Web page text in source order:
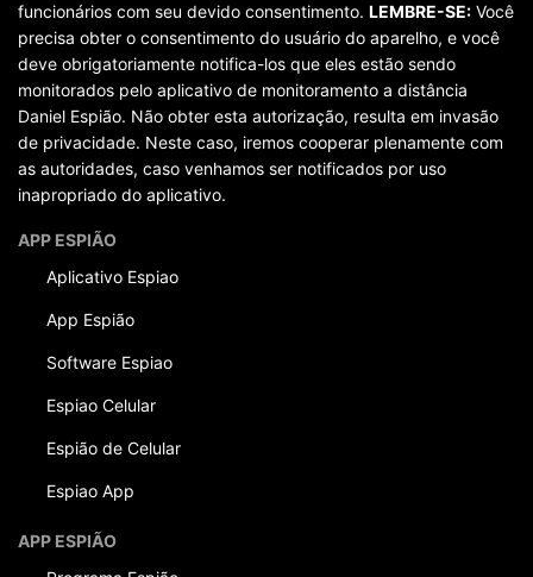
funcionários com seu devido consentimento. LEMBRE-SE: Você
precisa obter o consentimento do usuário do aparelho, e você
deve obrigatoriamente notifica-los que eles estão sendo
monitorados pelo aplicativo de monitoramento a distância
Daniel Espião. Não obter esta autorização, resulta em invasão
de privacidade. Neste caso, iremos cooperar plenamente com
as autoridades, caso venhamos ser notificados por uso
inapropriado do aplicativo.
APP ESPIÃO
Aplicativo Espiao
App Espião
Software Espiao
Espiao Celular
Espião de Celular
Espiao App
APP ESPIÃO